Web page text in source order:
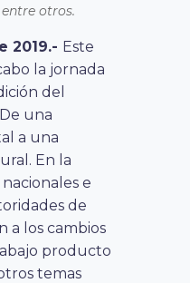
otros.
2019.- Este
la jornada
del
una
a una
En la
e
de
a los cambios
producto
temas